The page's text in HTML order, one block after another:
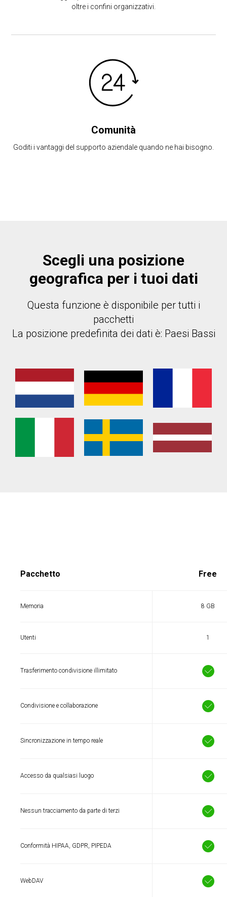
oltre i confini organizzativi.
Comunità
Goditi i vantaggi del supporto aziendale quando ne hai bisogno.
Scegli una posizione
geografica per i tuoi dati
Questa funzione è disponibile per tutti i
pacchetti
La posizione predefinita dei dati è: Paesi Bassi
Pacchetto Free
Memoria 8 GB
Utenti 1
Trasferimento condivisione illimitato
Condivisione e collaborazione
Sincronizzazione in tempo reale
Accesso da qualsiasi luogo
Nessun tracciamento da parte di terzi
Conformità HIPAA, GDPR, PIPEDA
WebDAV